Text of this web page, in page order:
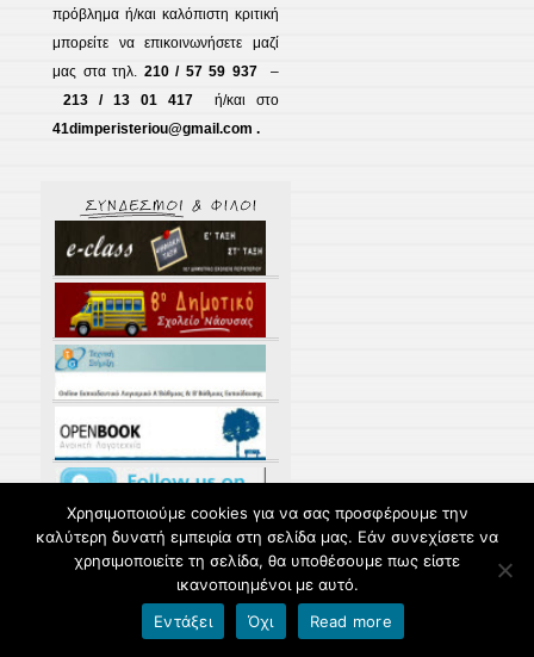
πρόβλημα ή/και καλόπιστη κριτική
μπορείτε να επικοινωνήσετε μαζί
μας στα τηλ. 210 / 57 59 937–
213 / 13 01 417 ή/και στο
41dimperisteriou@gmail.com .
Χρησιμοποιούμε cookies για να σας προσφέρουμε την
καλύτερη δυνατή εμπειρία στη σελίδα μας. Εάν συνεχίσετε να
χρησιμοποιείτε τη σελίδα, θα υποθέσουμε πως είστε
ικανοποιημένοι με αυτό.
Εντάξει
Όχι Read more